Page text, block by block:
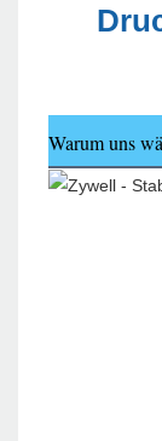
Warum uns